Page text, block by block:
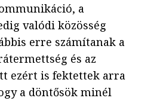
a
valódi közösség
erre számítanak a
és az
ezért is fektettek arra
a döntősök minél